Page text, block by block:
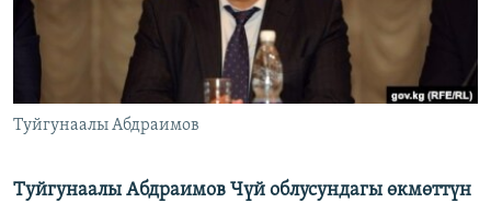
ЭЕ/АРнун бардык сайттары
Туйгунаалы Абдраимов
Туйгунаалы Абдраимов Чүй облусундагы өкмөттүн